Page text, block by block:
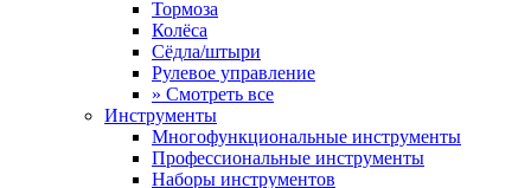
Тормоза
Колёса
Сёдла/штыри
Рулевое управление
» Смотреть все
Инструменты
Многофункциональные инструменты
Профессиональные инструменты
Наборы инструментов